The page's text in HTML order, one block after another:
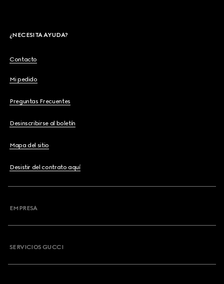
¿NECESITA AYUDA?
Contacto
Mi pedido
Preguntas Frecuentes
Desinscribirse al boletín
Mapa del sitio
Desistir del contrato aquí
EMPRESA
SERVICIOS GUCCI